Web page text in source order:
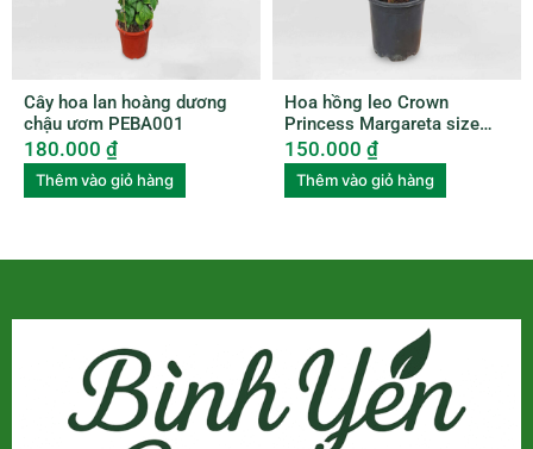
Cây hoa lan hoàng dương
chậu ươm PEBA001
180.000 ₫
Thêm vào giỏ hàng
Hoa hồng leo Crown
Princess Margareta size
nhỏ ROSE010
150.000 ₫
Thêm vào giỏ hàng